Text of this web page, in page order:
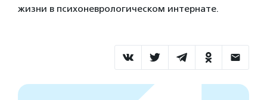
жизни в психоневрологическом интернате.